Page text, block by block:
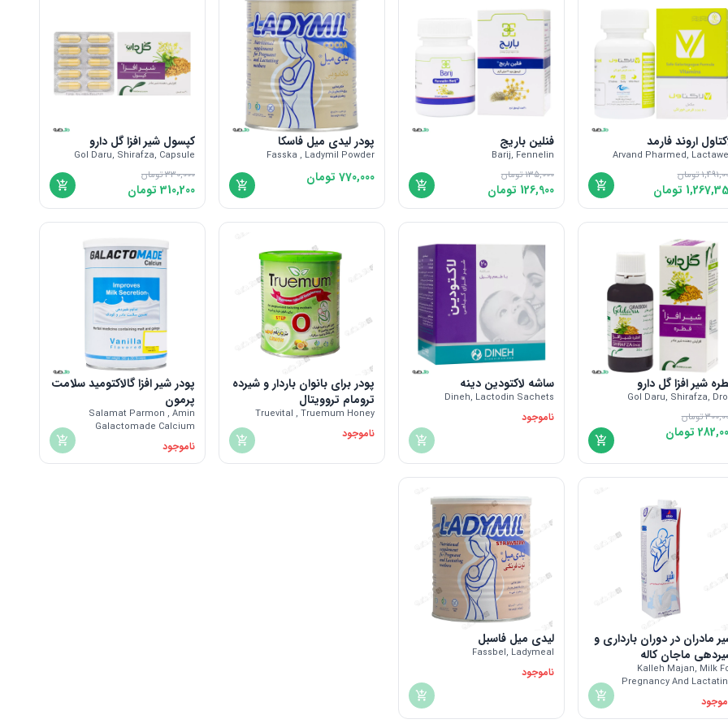
اروند فارمد
Arvand Pharmed,
تومان
تومان
فنلین باریج
Barij, Fennelin
135,000تومان
126,900 تومان
پودر لیدی میل فاسکا
Fasska , Ladymil Powder
770,000 تومان
کپسول شیر افزا گل دارو
Gol Daru, Shirafza, Capsule
330,000تومان
310,200 تومان
شیر افزا گل دارو
Gol Daru, Shirafza,
تومان
تومان
ساشه لاکتودین دینه
Dineh, Lactodin Sachets
ناموجود
پودر برای بانوان باردار و شیرده
ترومام تروویتال
Truevital , Truemum Honey
ناموجود
پودر شیر افزا گالاکتومید سلامت
پرمون
Salamat Parmon , Amin
Galactomade Calcium
ناموجود
مادران در دوران بارداری و
ماجان کاله
Kalleh Majan, Milk
Pregnancy And
لیدی میل فاسبل
Fassbel, Ladymeal
ناموجود